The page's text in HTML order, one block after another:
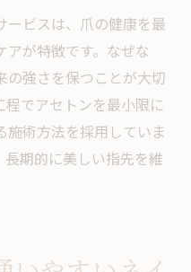
ービスは、爪の健康を最
が特徴です。なぜな
の強さを保つことが大切
でアセトンを最小限に
施術方法を採用していま
期的に美しい指先を維